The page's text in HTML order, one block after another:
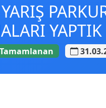
YAPTIK
Tamamlanan